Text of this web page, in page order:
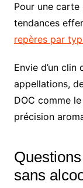
Pour une
tendances
repères par
Envie d’un
appellations,
DOC comme le
précision
sans